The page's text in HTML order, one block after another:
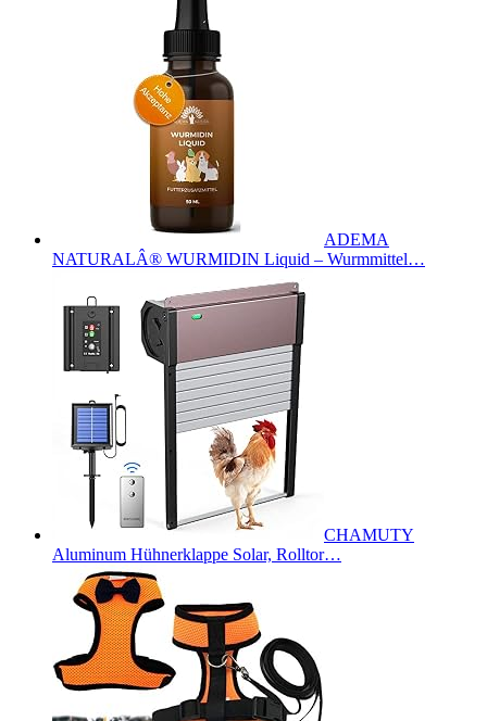
ADEMA
NATURALÂ® WURMIDIN Liquid – Wurmmittel…
CHAMUTY
Aluminum Hühnerklappe Solar, Rolltor…